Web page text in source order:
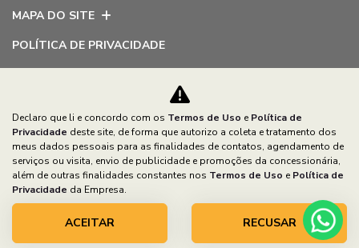
MAPA DO SITE
POLÍTICA DE PRIVACIDADE
ZACARIAS VEICULOS LTDA
CNPJ: 79.138.608/0001-37
Desacelere. Seu bem maior é a vida.
Declaro que li e concordo com os Termos de Uso e Política de
Privacidade deste site, de forma que autorizo a coleta e tratamento dos
meus dados pessoais para as finalidades de contatos, agendamento de
serviços ou visita, envio de publicidade e promoções da concessionária,
além de outras finalidades constantes nos Termos de Uso e Política de
Privacidade da Empresa.
ACEITAR RECUSAR